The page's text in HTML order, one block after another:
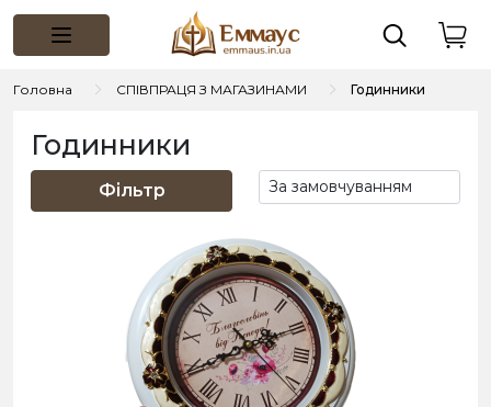
Головна СПІВПРАЦЯ З МАГАЗИНАМИ Годинники
Годинники
Фільтр